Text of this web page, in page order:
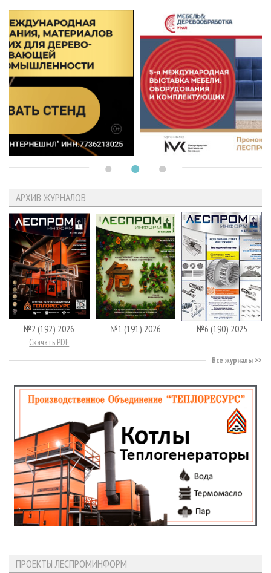
АРХИВ ЖУРНАЛОВ
№2 (192) 2026
Скачать PDF
№1 (191) 2026 №6 (190) 2025
Все журналы
ПРОЕКТЫ ЛЕСПРОМИНФОРМ